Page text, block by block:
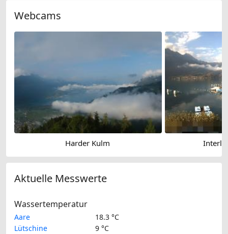
Webcams
Harder Kulm
Aktuelle Messwerte
Wassertemperatur
Aare
18.3 °C
Lütschine
9 °C